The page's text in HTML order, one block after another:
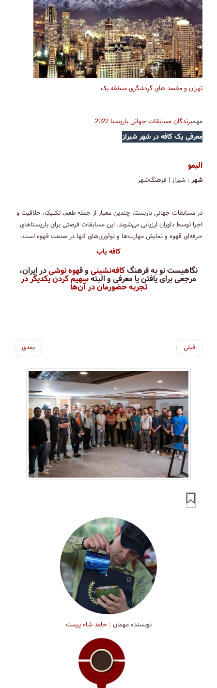
تهران و مقصد های گردشگری منطقه یک
مهمبرندگان مسابقات جهانی باریستا 2022
معرفی یک کافه در شهر شیراز
الیمو
شهر : شیراز | فرهنگ‌شهر
در مسابقات جهانی باریستا، چندین معیار از جمله طعم، تکنیک، خلاقیت و
اجرا توسط داوران ارزیابی می‌شوند. این مسابقات فرصتی برای باریستاهای
حرفه‌ای‌ قهوه و نمایش مهارت‌ها و نوآوری‌های آنها در صنعت قهوه است.
کافه یاب
نگاهیست نو به فرهنگکافه‌نشینی و قهوه نوشیدر ایران،
مرجعی برای یافتن یا معرفی و البتهسهیم کردن یکدیگر در
تجربه حضورمان در آن‌ها
قبلی بعدی
نویسنده مهمان :حامد شاه پرست